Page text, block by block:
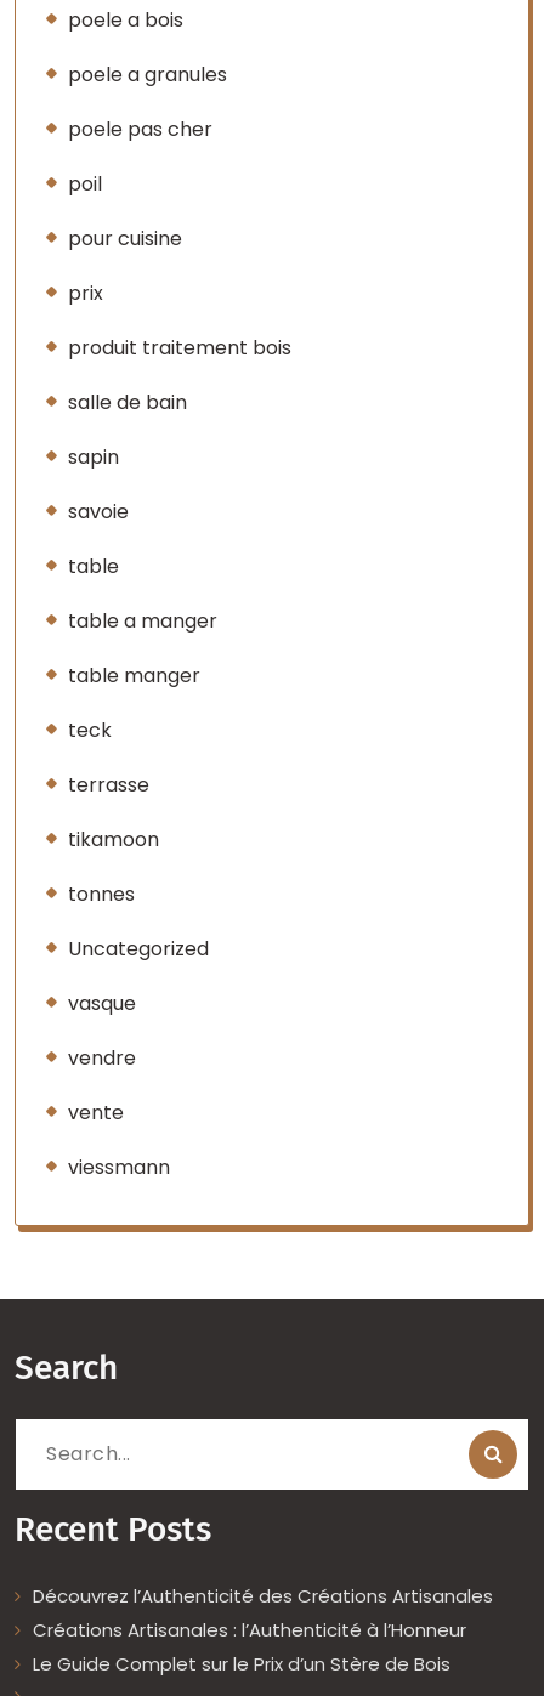
poele a bois
poele a granules
poele pas cher
poil
pour cuisine
prix
produit traitement bois
salle de bain
sapin
savoie
table
table a manger
table manger
teck
terrasse
tikamoon
tonnes
Uncategorized
vasque
vendre
vente
viessmann
Search
Search
Recent Posts
Découvrez l’Authenticité des Créations Artisanales
Créations Artisanales : l’Authenticité à l’Honneur
Le Guide Complet sur le Prix d’un Stère de Bois